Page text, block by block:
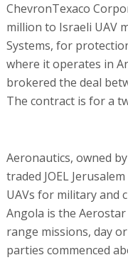
ChevronTexaco
million to Israeli UAV
Systems, for
where it operates in
brokered the deal
The contract is for a
Aeronautics, owned
traded JOEL
UAVs for military and
Angola is the
range missions, day
parties commenced